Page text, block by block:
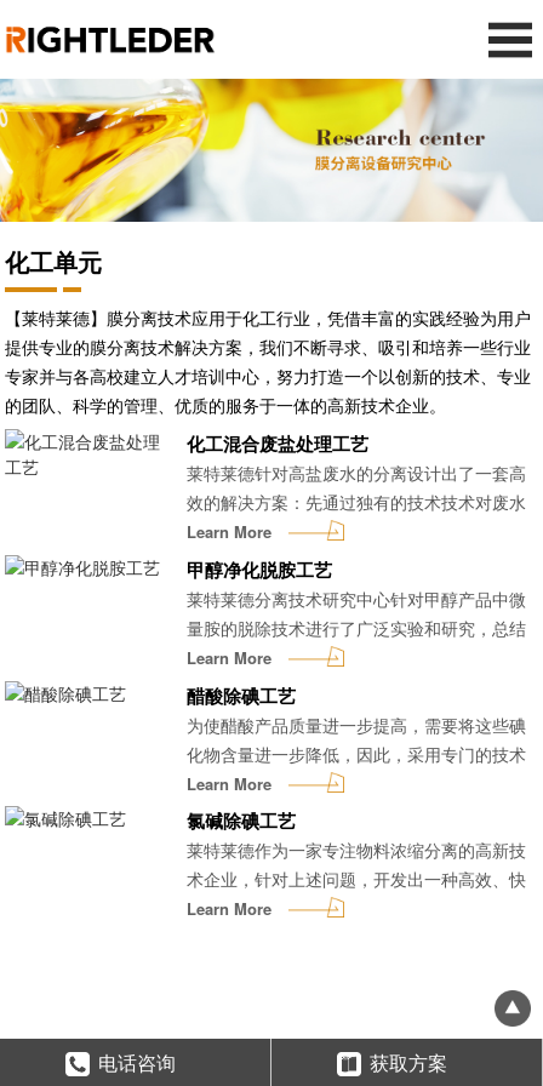
化工单元
【莱特莱德】膜分离技术应用于化工行业，凭借丰富的实践经验为用户
提供专业的膜分离技术解决方案，我们不断寻求、吸引和培养一些行业
专家并与各高校建立人才培训中心，努力打造一个以创新的技术、专业
的团队、科学的管理、优质的服务于一体的高新技术企业。
化工混合废盐处理工艺
莱特莱德针对高盐废水的分离设计出了一套高
效的解决方案：先通过独有的技术技术对废水
中的有机物进行预处理，再通过硫酸钠-氯化钠
分离技术分别得到合格的氯化钠和硫酸钠盐。
分离出的盐可以进一步投...
Learn More
甲醇净化脱胺工艺
莱特莱德分离技术研究中心针对甲醇产品中微
量胺的脱除技术进行了广泛实验和研究，总结
出一套实用且成本相对低廉的脱胺系统，帮助
广大客户实现低成本、高效率、无污染的甲醇
净化。...
Learn More
醋酸除碘工艺
为使醋酸产品质量进一步提高，需要将这些碘
化物含量进一步降低，因此，采用专门的技术
来消除醋酸中痕量碘化物就成为提高醋酸整体
技术水平的关键之一。...
Learn More
氯碱除碘工艺
莱特莱德作为一家专注物料浓缩分离的高新技
术企业，针对上述问题，开发出一种高效、快
速、成本低廉的卤水除碘工艺—离子交换树脂
Learn More
电话咨询 获取方案